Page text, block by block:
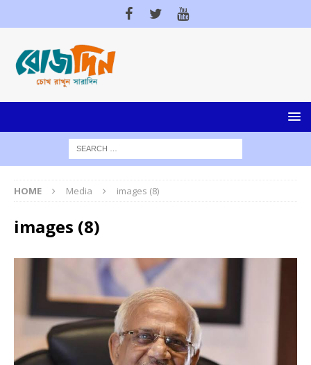
HOME Media images (8)
images (8)